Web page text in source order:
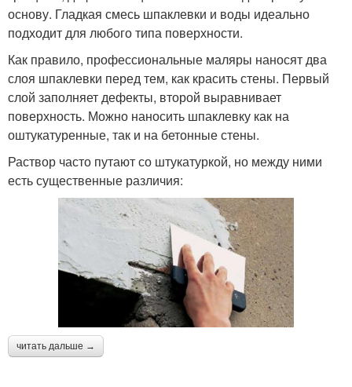
основу. Гладкая смесь шпаклевки и воды идеально
подходит для любого типа поверхности.
Как правило, профессиональные маляры наносят два
слоя шпаклевки перед тем, как красить стены. Первый
слой заполняет дефекты, второй выравнивает
поверхность. Можно наносить шпаклевку как на
оштукатуренные, так и на бетонные стены.
Раствор часто путают со штукатуркой, но между ними
есть существенные различия:
читать дальше →